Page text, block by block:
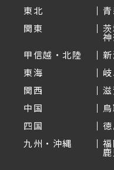
東北
関東
神
甲信越・北陸
東海
関西
中国
四国
九州・沖縄